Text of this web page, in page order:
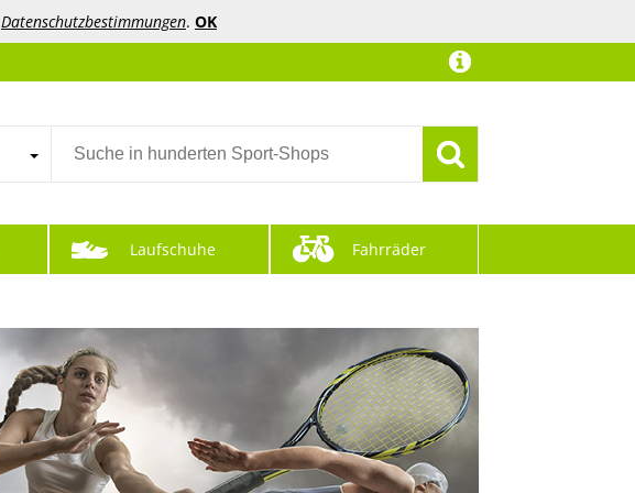
Datenschutzbestimmungen. OK
Laufschuhe Fahrräder